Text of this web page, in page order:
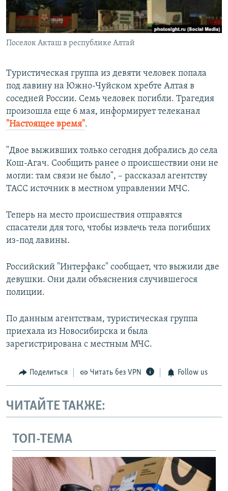
ПОБЕДИТЕЛЕЙ НЕ СУДЯТ?
КРЫМ.НЕПОКОРЕННЫЙ
ELIFBE
ПРИСОЕДИНЯЙТЕСЬ!
Все сайты RFE/RL
Поселок Акташ в республике Алтай
Туристическая группа из девяти человек попала
под лавину на Южно-Чуйском хребте Алтая в
соседней России. Семь человек погибли. Трагедия
произошла еще 6 мая, информирует телеканал
"Настоящее время".
"Двое выживших только сегодня добрались до села
Кош-Агач. Сообщить ранее о происшествии они не
могли: там связи не было", – рассказал агентству
ТАСС источник в местном управлении МЧС.
Теперь на место происшествия отправятся
спасатели для того, чтобы извлечь тела погибших
из-под лавины.
Российский "Интерфакс" сообщает, что выжили две
девушки. Они дали объяснения случившегося
полиции.
По данным агентствам, туристическая группа
приехала из Новосибирска и была
зарегистрирована с местным МЧС.
Поделиться Читать без VPN Follow us
ЧИТАЙТЕ ТАКЖЕ:
ТОП-ТЕМА